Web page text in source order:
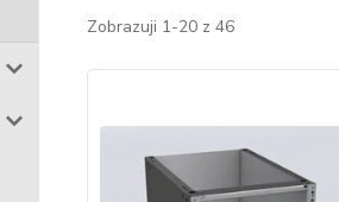
Zobrazuji 1-20 z 46